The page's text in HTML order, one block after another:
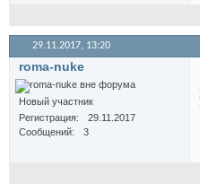
29.11.2017, 13:20
roma-nuke
Новый участник
Регистрация
29.11.2017
Сообщений
3